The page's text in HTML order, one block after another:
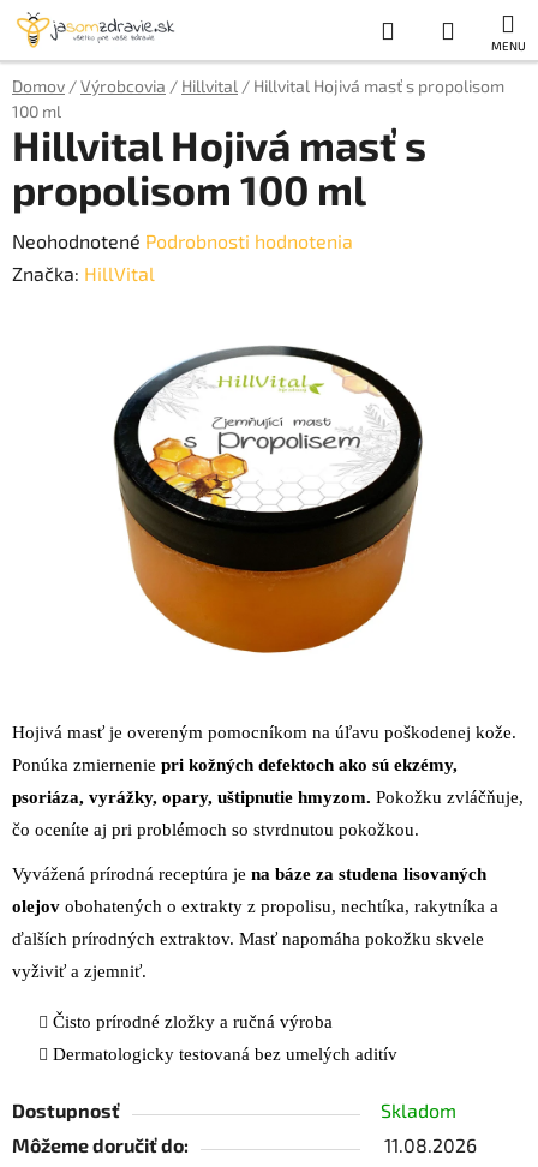
Prejsť
obsah
Hľadať
KOŠÍK
Domov /Výrobcovia / Hillvital / Hillvital Hojivá masť s propolisom
100 ml
Hojivá masť je overeným pomocníkom na úľavu poškodenej kože.
Ponúka zmiernenie pri kožných defektoch ako sú ekzémy,
psoriáza, vyrážky, opary, uštipnutie hmyzom. Pokožku zvláčňuje,
čo oceníte aj pri problémoch so stvrdnutou pokožkou.
Vyvážená prírodná receptúra je na báze za studena lisovaných
olejov obohatených o extrakty z propolisu, nechtíka, rakytníka a
ďalších prírodných extraktov. Masť napomáha pokožku skvele
vyživiť a zjemniť.
Čisto prírodné zložky a ručná výroba
Dermatologicky testovaná bez umelých aditív
Dostupnosť
Skladom
Môžeme doručiť do:
11.08.2026
Hillvital Hojivá masť s
propolisom 100 ml
Priemerné
hodnotenie
Neohodnotené Podrobnosti hodnotenia
Značka: HillVital